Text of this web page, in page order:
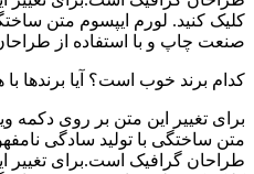
کلیک کنید. لورم ایپسوم متن
صنعت چاپ و با استفاده از
کدام برند خوب است؟ آیا برندها با
برای تغییر این متن بر روی دکمه
متن ساختگی با تولید سادگی
طراحان گرافیک است.برای تغییر